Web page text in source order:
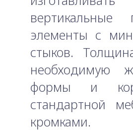
элементы с
стыков.
необходимую
формы и
стандартной
кромками.